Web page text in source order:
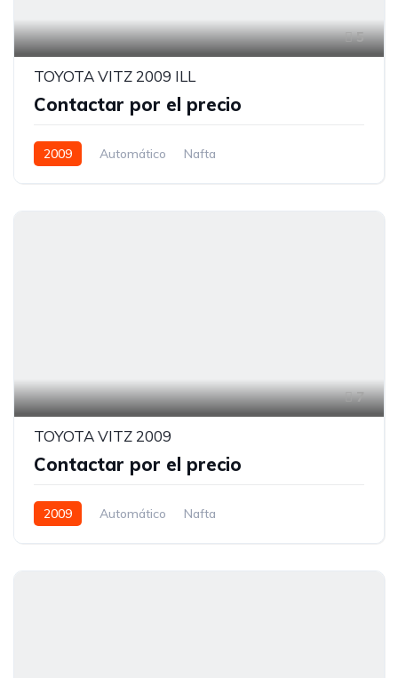
5
TOYOTA VITZ 2009 ILL
Contactar por el precio
2009 Automático Nafta
7
TOYOTA VITZ 2009
Contactar por el precio
2009 Automático Nafta